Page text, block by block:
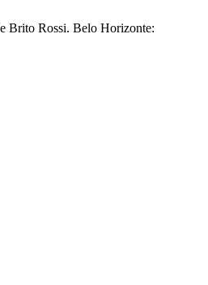
Brito Rossi. Belo Horizonte: